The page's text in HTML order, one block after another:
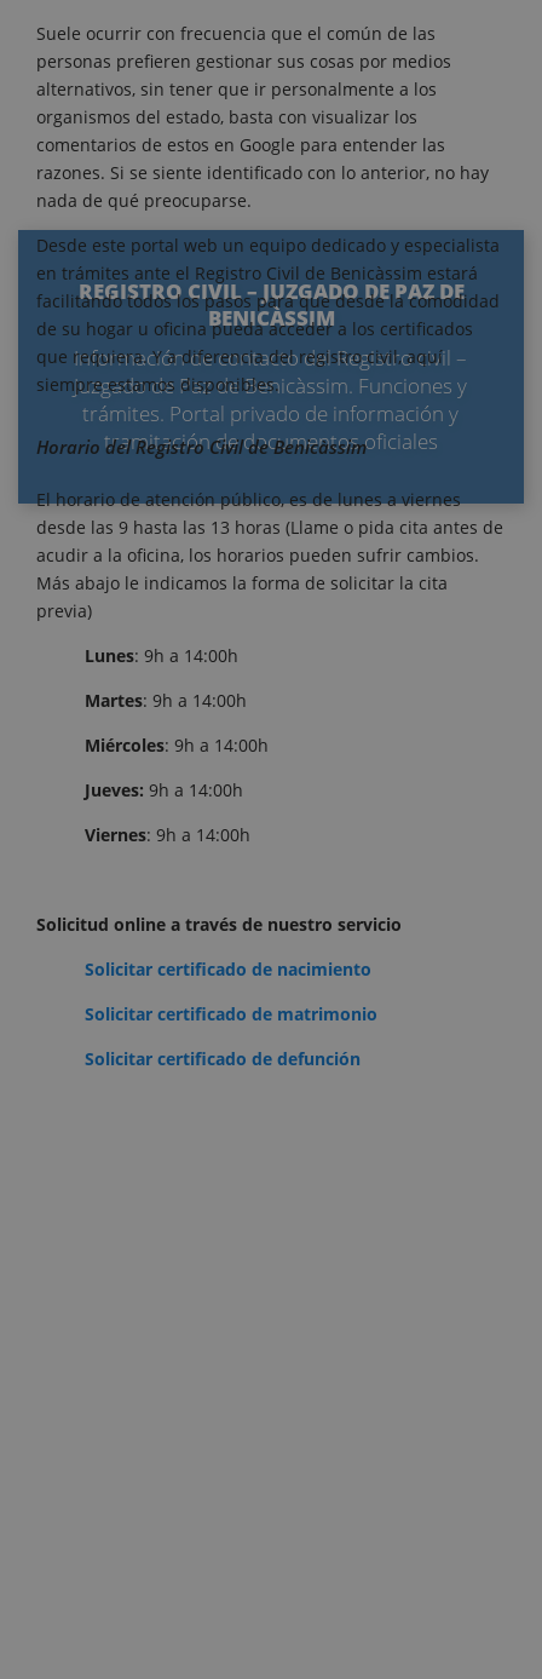
REGISTRO CIVIL – JUZGADO DE PAZ DE
BENICÀSSIM
Información de contacto del Registro civil –
Juzgado de Paz de Benicàssim. Funciones y
trámites. Portal privado de información y
tramitación de documentos oficiales
Suele ocurrir con frecuencia que el común de las
personas prefieren gestionar sus cosas por medios
alternativos, sin tener que ir personalmente a los
organismos del estado, basta con visualizar los
comentarios de estos en Google para entender las
razones. Si se siente identificado con lo anterior, no hay
nada de qué preocuparse.
Desde este portal web un equipo dedicado y especialista
en trámites ante el Registro Civil de Benicàssim estará
facilitando todos los pasos para que desde la comodidad
de su hogar u oficina pueda acceder a los certificados
que requiera. Y a diferencia del registro civil, aquí
siempre estamos disponibles.
Horario del Registro Civil de Benicàssim
El horario de atención público, es de lunes a viernes
desde las 9 hasta las 13 horas (Llame o pida cita antes de
acudir a la oficina, los horarios pueden sufrir cambios.
Más abajo le indicamos la forma de solicitar la cita
previa)
Lunes: 9h a 14:00h
Martes: 9h a 14:00h
Miércoles: 9h a 14:00h
Jueves: 9h a 14:00h
Viernes: 9h a 14:00h
Solicitud online a través de nuestro servicio
Solicitar certificado de nacimiento
Solicitar certificado de matrimonio
Solicitar certificado de defunción